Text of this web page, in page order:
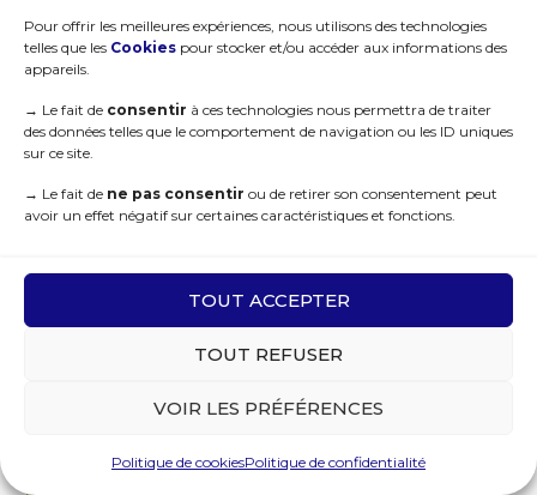
Pour offrir les meilleures expériences, nous utilisons des technologies
telles que les Cookies pour stocker et/ou accéder aux informations des
appareils.
→ Le fait de consentir à ces technologies nous permettra de traiter
des données telles que le comportement de navigation ou les ID uniques
sur ce site.
→ Le fait de ne pas consentir ou de retirer son consentement peut
avoir un effet négatif sur certaines caractéristiques et fonctions.
TOUT ACCEPTER
TOUT REFUSER
VOIR LES PRÉFÉRENCES
Politique de cookiesPolitique de confidentialité